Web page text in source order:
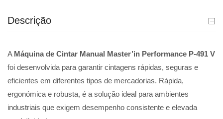
Descrição
A Máquina de Cintar Manual Master’in Performance P-491 V
foi desenvolvida para garantir cintagens rápidas, seguras e
eficientes em diferentes tipos de mercadorias. Rápida,
ergonómica e robusta, é a solução ideal para ambientes
industriais que exigem desempenho consistente e elevada